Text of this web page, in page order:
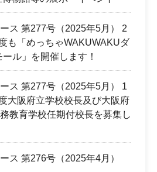
ス 第277号（2025年5月） 2
も「めっちゃWAKUWAKUダ
ル」を開催します！
ス 第277号（2025年5月） 1
大阪府立学校校長及び大阪府
教育学校任期付校長を募集し
ス 第276号（2025年4月）